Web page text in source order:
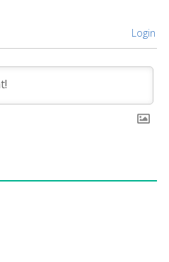
Login